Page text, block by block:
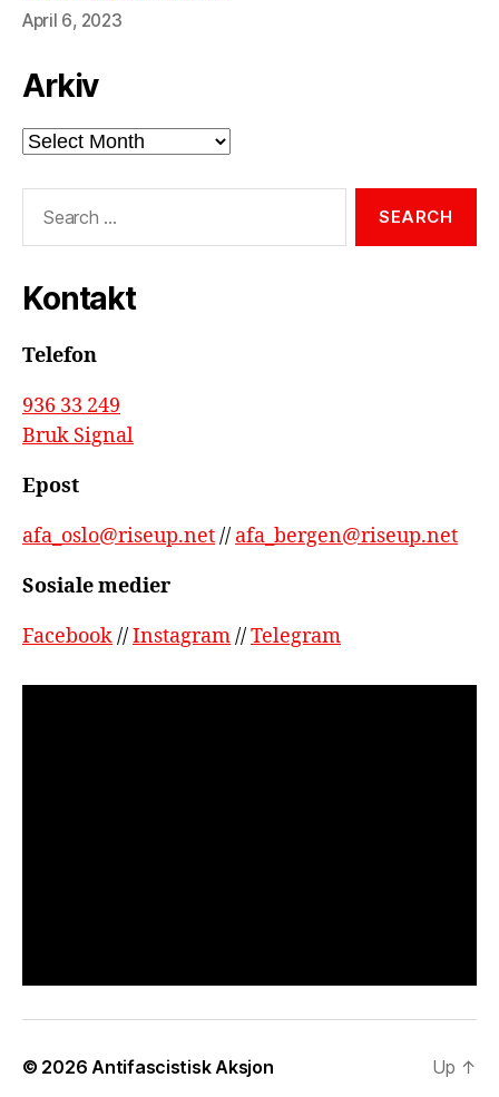
April 6, 2023
Arkiv
Arkiv
Kontakt
Telefon
936 33 249
Bruk Signal
Epost
afa_oslo@riseup.net// afa_bergen@riseup.net
Sosiale medier
Facebook//Instagram//Telegram
© 2026 Antifascistisk Aksjon Up ↑